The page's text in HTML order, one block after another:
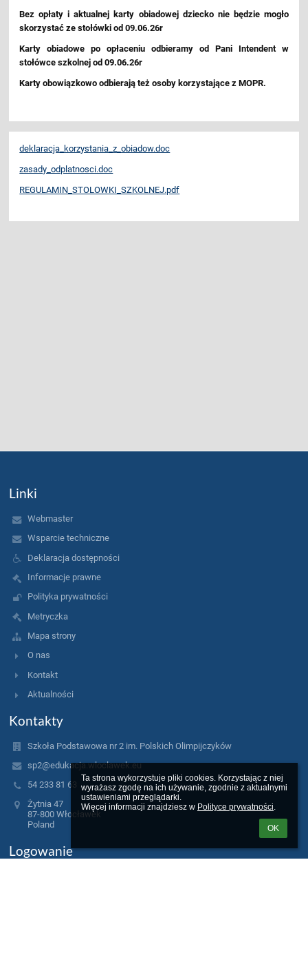
Ta strona wykorzystuje pliki cookies. Korzystając z niej
wyrażasz zgodę na ich używanie, zgodnie z aktualnymi
ustawieniami przeglądarki.
Więcej informacji znajdziesz w Polityce prywatności.
OK
Bez opłaty i aktualnej karty obiadowej dziecko nie będzie mogło
skorzystać ze stołówki od 09.06.26r
Karty obiadowe po opłaceniu odbieramy od Pani Intendent w
stołówce szkolnej od 09.06.26r
Karty obowiązkowo odbierają też osoby korzystające z MOPR.
deklaracja_korzystania_z_obiadow.doc
zasady_odplatnosci.doc
REGULAMIN_STOLOWKI_SZKOLNEJ.pdf
Linki
Webmaster
Wsparcie techniczne
Deklaracja dostępności
Informacje prawne
Polityka prywatności
Metryczka
Mapa strony
O nas
Kontakt
Aktualności
Kontakty
Szkoła Podstawowa nr 2 im. Polskich Olimpijczyków
sp2@edukacja.wloclawek.eu
54 233 81 63
Żytnia 47
87-800 Włocławek
Poland
Logowanie